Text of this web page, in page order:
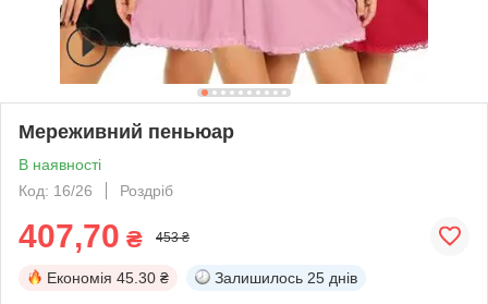
Мереживний пеньюар
В наявності
Код: 16/26
Роздріб
407,70 ₴ 453 ₴
Економія 45.30 ₴ Залишилось 25 днів